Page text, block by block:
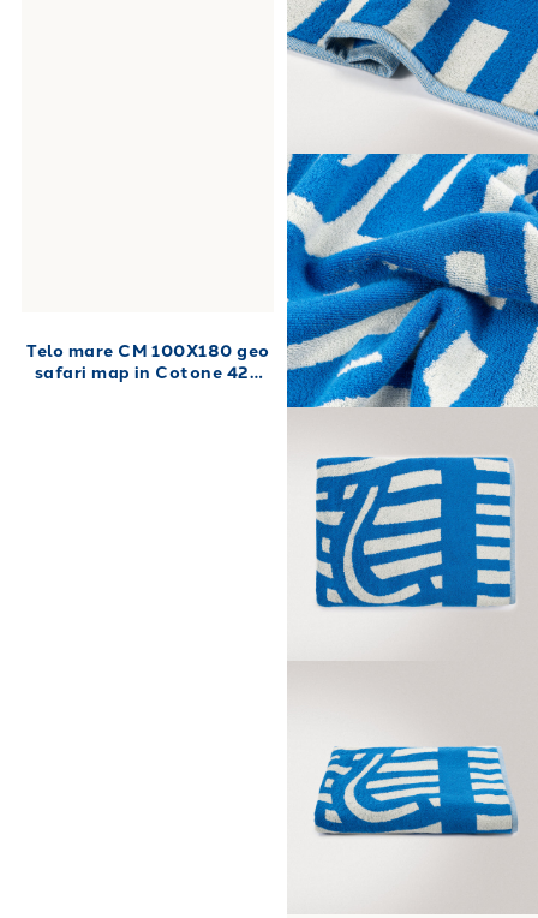
Telo mare CM 100X180 geo
safari map in Cotone 420